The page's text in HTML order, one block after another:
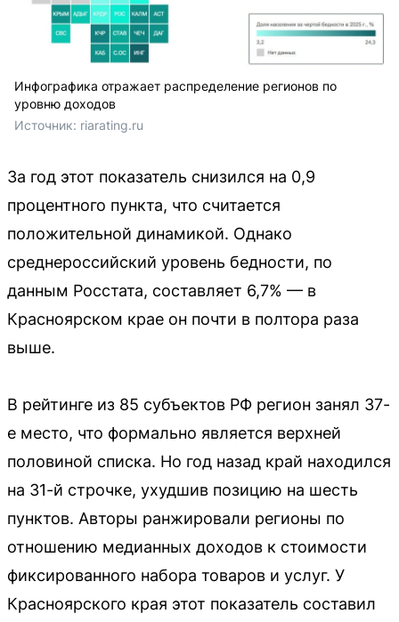
Инфографика отражает распределение регионов по
уровню доходов
Источник: riarating.ru
За год этот показатель снизился на 0,9
процентного пункта, что считается
положительной динамикой. Однако
среднероссийский уровень бедности, по
данным Росстата, составляет 6,7% — в
Красноярском крае он почти в полтора раза
выше.
В рейтинге из 85 субъектов РФ регион занял 37-
е место, что формально является верхней
половиной списка. Но год назад край находился
на 31-й строчке, ухудшив позицию на шесть
пунктов. Авторы ранжировали регионы по
отношению медианных доходов к стоимости
фиксированного набора товаров и услуг. У
Красноярского края этот показатель составил